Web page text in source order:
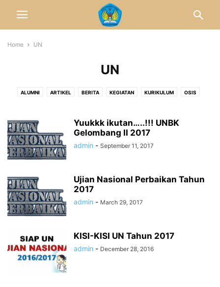
Home UN
UN
ALUMNI ARTIKEL BERITA KEGIATAN KURIKULUM OSIS
Yuukkk ikutan…..!!! UNBK
Gelombang II 2017
admin - September 11, 2017
Ujian Nasional Perbaikan Tahun
2017
admin - March 29, 2017
KISI-KISI UN Tahun 2017
admin - December 28, 2016